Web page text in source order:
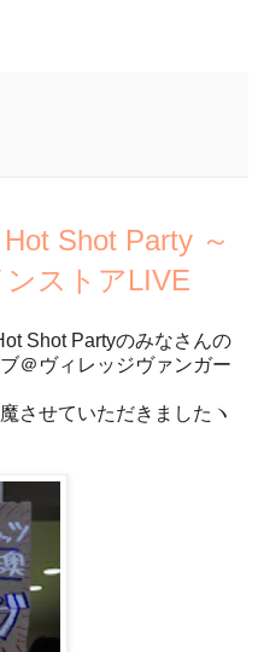
Shot Party ～
ストアLIVE
Shot Partyのみなさんの
＠ヴィレッジヴァンガー
させていただきましたヽ